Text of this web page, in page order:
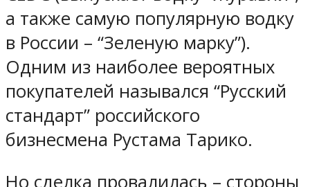
а также самую популярную водку
в России – “Зеленую марку”).
Одним из наиболее вероятных
покупателей назывался “Русский
стандарт” российского
бизнесмена Рустама Тарико.
Но сделка провалилась – стороны